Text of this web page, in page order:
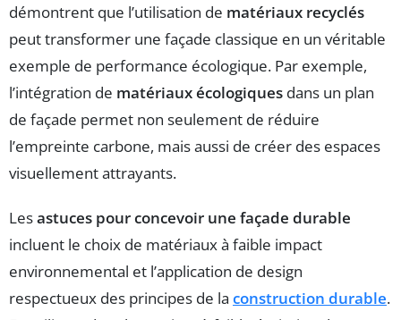
démontrent que l’utilisation de matériaux recyclés
peut transformer une façade classique en un véritable
exemple de performance écologique. Par exemple,
l’intégration de matériaux écologiques dans un plan
de façade permet non seulement de réduire
l’empreinte carbone, mais aussi de créer des espaces
visuellement attrayants.
Lesastuces pour concevoir une façade durable
incluent le choix de matériaux à faible impact
environnemental et l’application de design
respectueux des principes de la construction durable.